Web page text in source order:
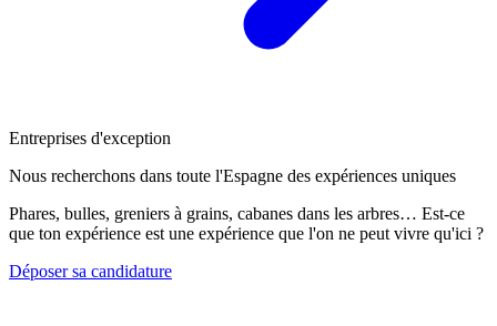
Entreprises d'exception
Nous recherchons dans toute l'Espagne des expériences uniques
Phares, bulles, greniers à grains, cabanes dans les arbres… Est-ce
que ton expérience est une expérience que l'on ne peut vivre qu'ici ?
Déposer sa candidature